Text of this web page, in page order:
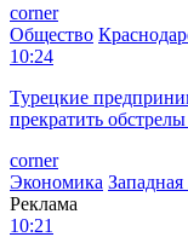
corner
Общество
10:24
Турецкие
прекратить
corner
Экономика
Реклама
10:21